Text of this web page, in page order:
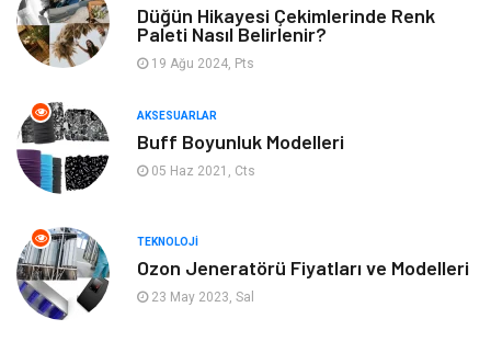
Gençlik & Eğlence Keyif & Hobi
Aksesuarlar
Mobilya
Gayrimenkul
Ev İşleri
Astroloji
Düğün Hikayesi Çekimlerinde Renk
Paleti Nasıl Belirlenir?
19 Ağu 2024, Pts
AKSESUARLAR
Buff Boyunluk Modelleri
05 Haz 2021, Cts
TEKNOLOJI
Ozon Jeneratörü Fiyatları ve Modelleri
23 May 2023, Sal